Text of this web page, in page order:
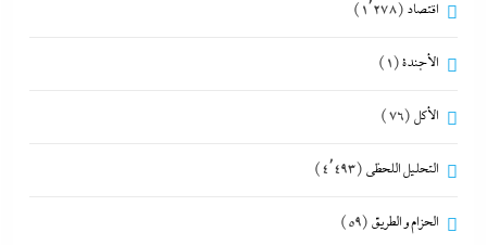
اقتصاد (1٬278)
الأجندة(1)
الأكل (76)
التحليل اللحظي (4٬493)
الحزام و الطريق (59)